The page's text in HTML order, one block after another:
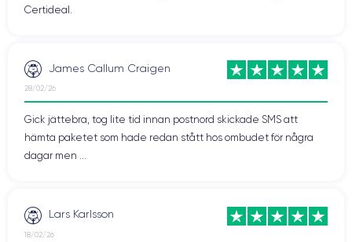
Certideal.
James Callum Craigen
28/02/26
Gick jättebra, tog lite tid innan postnord skickade SMS att
hämta paketet som hade redan stått hos ombudet för några
dagar men ...
Lars Karlsson
18/02/26